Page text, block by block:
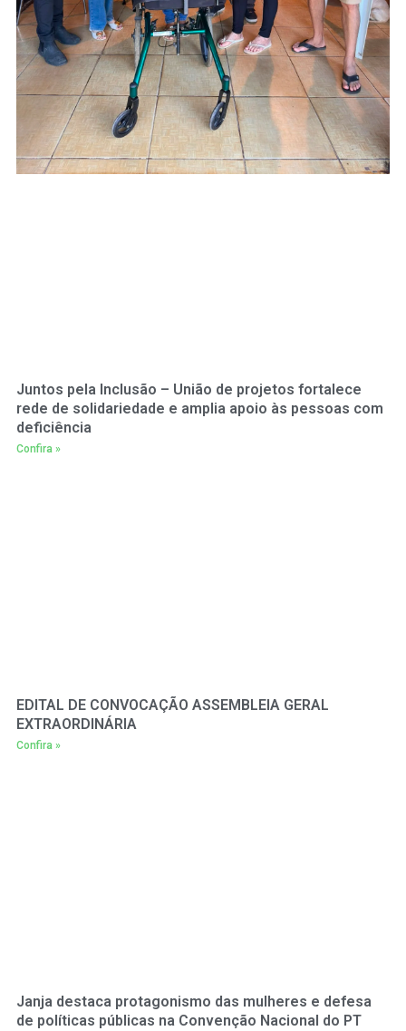
Juntos pela Inclusão – União de projetos fortalece
rede de solidariedade e amplia apoio às pessoas com
deficiência
Confira »
EDITAL DE CONVOCAÇÃO ASSEMBLEIA GERAL
EXTRAORDINÁRIA
Confira »
Janja destaca protagonismo das mulheres e defesa
de políticas públicas na Convenção Nacional do PT